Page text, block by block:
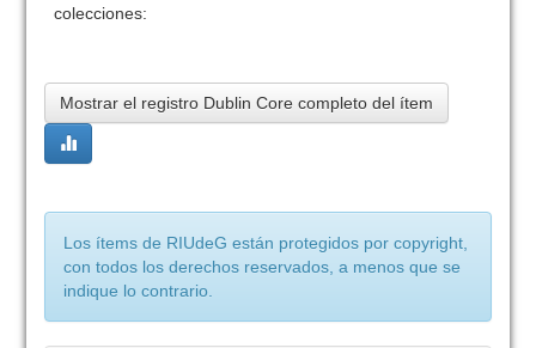
colecciones:
Mostrar el registro Dublin Core completo del ítem
Los ítems de RIUdeG están protegidos por copyright,
con todos los derechos reservados, a menos que se
indique lo contrario.